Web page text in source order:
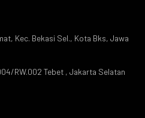
Kec. Bekasi Sel., Kota Bks, Jawa
RW.002 Tebet , Jakarta Selatan